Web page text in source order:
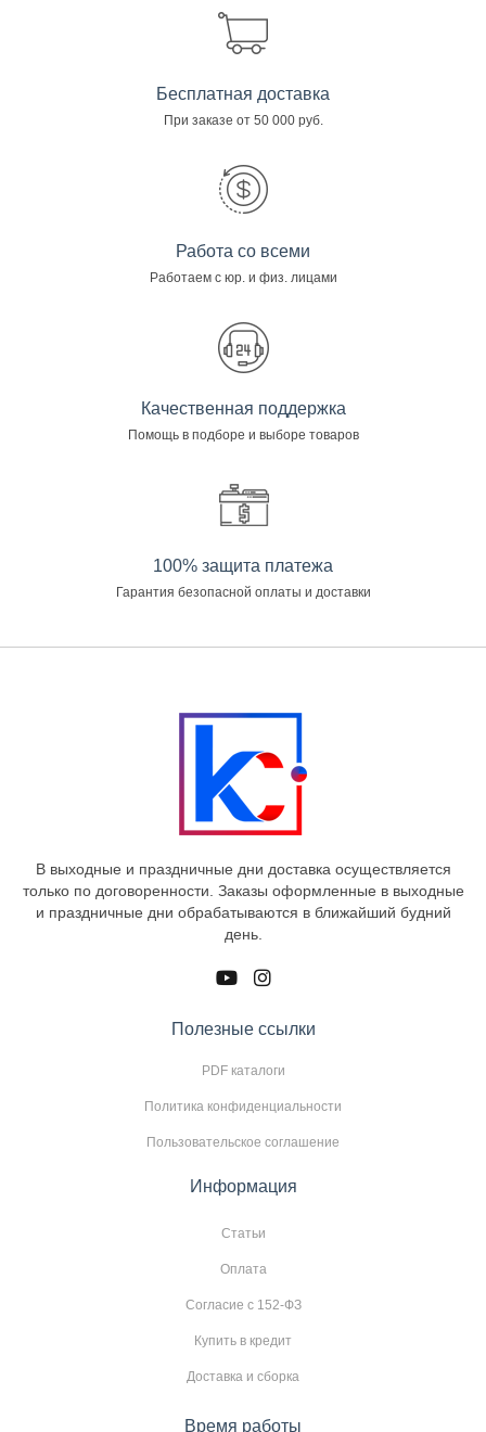
Бесплатная доставка
При заказе от 50 000 руб.
Работа со всеми
Работаем с юр. и физ. лицами
Качественная поддержка
Помощь в подборе и выборе товаров
100% защита платежа
Гарантия безопасной оплаты и доставки
В выходные и праздничные дни доставка осуществляется
только по договоренности. Заказы оформленные в выходные
и праздничные дни обрабатываются в ближайший будний
день.
Полезные ссылки
PDF каталоги
Политика конфиденциальности
Пользовательское соглашение
Информация
Статьи
Оплата
Согласие с 152-ФЗ
Купить в кредит
Доставка и сборка
Время работы